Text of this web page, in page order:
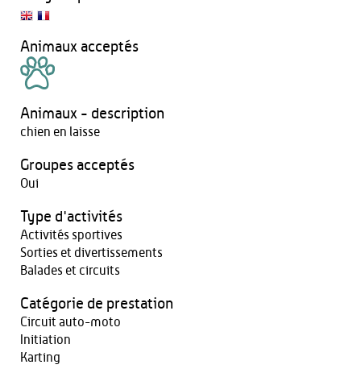
Animaux acceptés
Animaux - description
chien en laisse
Groupes acceptés
Oui
Type d'activités
Activités sportives
Sorties et divertissements
Balades et circuits
Catégorie de prestation
Circuit auto-moto
Initiation
Karting